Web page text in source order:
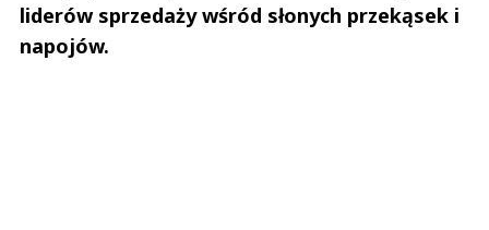
liderów sprzedaży wśród słonych przekąsek i
napojów.